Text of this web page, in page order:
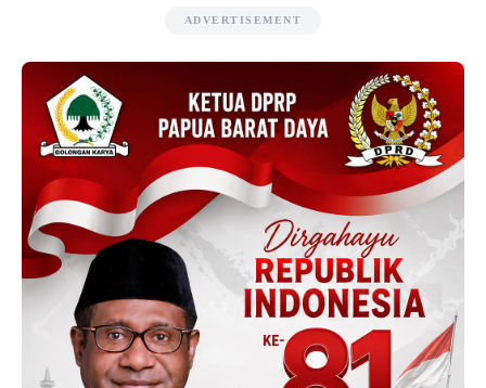
ADVERTISEMENT